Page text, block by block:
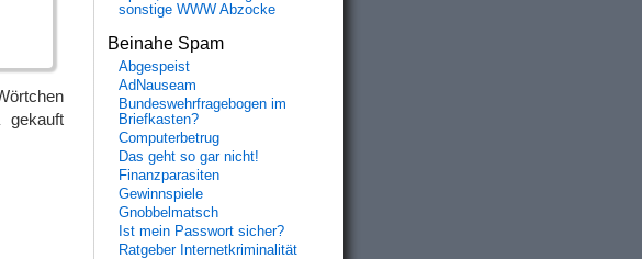
gekauft
sonstige WWW Abzocke
Beinahe Spam
Abgespeist
AdNauseam
Bundeswehrfragebogen im
Briefkasten?
Computerbetrug
Das geht so gar nicht!
Finanzparasiten
Gewinnspiele
Gnobbelmatsch
Ist mein Passwort sicher?
Ratgeber Internetkriminalität